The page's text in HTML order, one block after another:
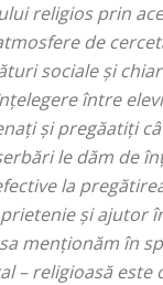
religios prin
de
sociale și
între
și pregăatiți
le dăm de
la
și ajutor
menționăm în
– religioasă este